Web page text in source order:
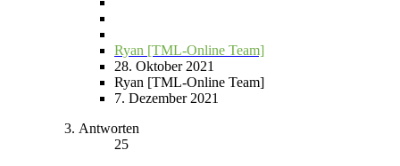
Ryan [TML-Online Team]
28. Oktober 2021
Ryan [TML-Online Team]
7. Dezember 2021
Antworten
25